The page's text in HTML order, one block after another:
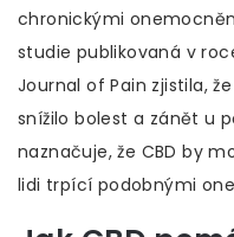
chronickými
studie publikovaná v
Journal of Pain zjistila,
snížilo bolest a zánět u
naznačuje, že CBD by
lidi trpící podobnými